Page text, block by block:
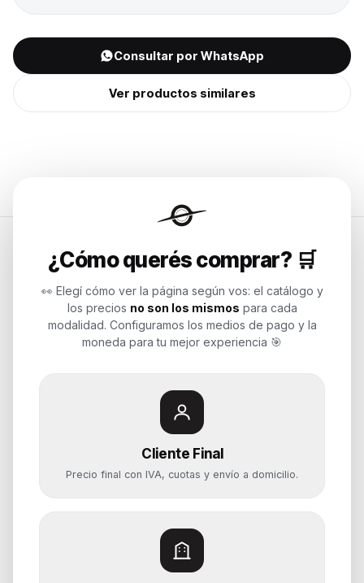
Consultar por WhatsApp
Ver productos similares
¿Cómo querés comprar? 🛒
👀 Elegí cómo ver la página según vos: el catálogo y
los precios no son los mismos para cada
modalidad. Configuramos los medios de pago y la
moneda para tu mejor experiencia 🎯
Cliente Final
Precio final con IVA, cuotas y envío a domicilio.
Soluciones de tecnología para
empresas, revendedores y personas.
Potenciamos tu mundo.
Time to work
Categorías
Notebooks
Servidores y NAS
Componentes